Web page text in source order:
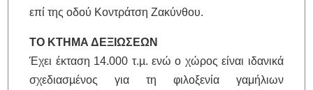
επί της οδού Κοντράτση Ζακύνθου.
ΤΟ ΚΤΗΜΑ ΔΕΞΙΩΣΕΩΝ
Έχει έκταση 14.000 τ.µ. ενώ ο χώρος είναι ιδανικά
σχεδιασµένος για τη φιλοξενία γαμήλιων